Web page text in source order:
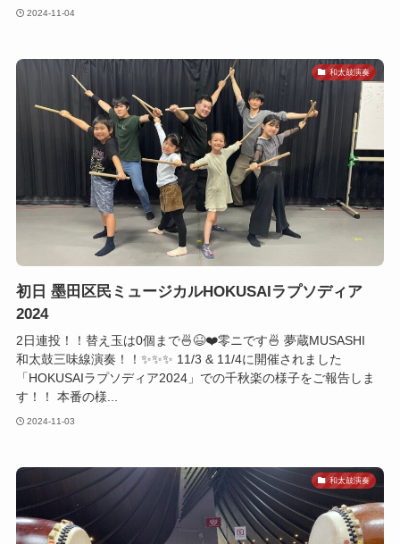
2024-11-04
和太鼓演奏
初日 墨田区民ミュージカルHOKUSAIラプソディア
2024
2日連投！！替え玉は0個まで🍜😆❤️零ニです🍜 夢蔵MUSASHI
和太鼓三味線演奏！！✨✨✨ 11/3 & 11/4に開催されました
「HOKUSAIラプソディア2024」での千秋楽の様子をご報告しま
す！！ 本番の様...
2024-11-03
和太鼓演奏